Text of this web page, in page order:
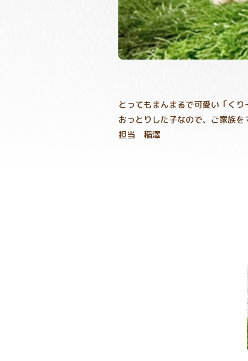
とってもまんまるで可愛い「く
おっとりした子なので、ご家族
担当 稲澤